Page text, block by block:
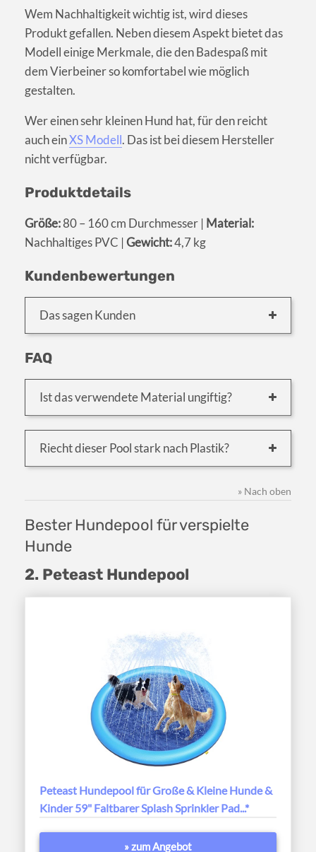
Wem Nachhaltigkeit wichtig ist, wird dieses
Produkt gefallen. Neben diesem Aspekt bietet das
Modell einige Merkmale, die den Badespaß mit
dem Vierbeiner so komfortabel wie möglich
gestalten.
Wer einen sehr kleinen Hund hat, für den reicht
auch einXS Modell. Das ist bei diesem Hersteller
nicht verfügbar.
Produktdetails
Größe:80 – 160 cm Durchmesser | Material:
Nachhaltiges PVC | Gewicht:4,7 kg
Kundenbewertungen
Das sagen Kunden
FAQ
Ist das verwendete Material ungiftig?
Riecht dieser Pool stark nach Plastik?
» Nach oben
Bester Hundepool für verspielte
Hunde
2. Peteast Hundepool
Peteast Hundepool für Große & Kleine Hunde &
Kinder 59" Faltbarer Splash Sprinkler Pad...*
» zum Angebot